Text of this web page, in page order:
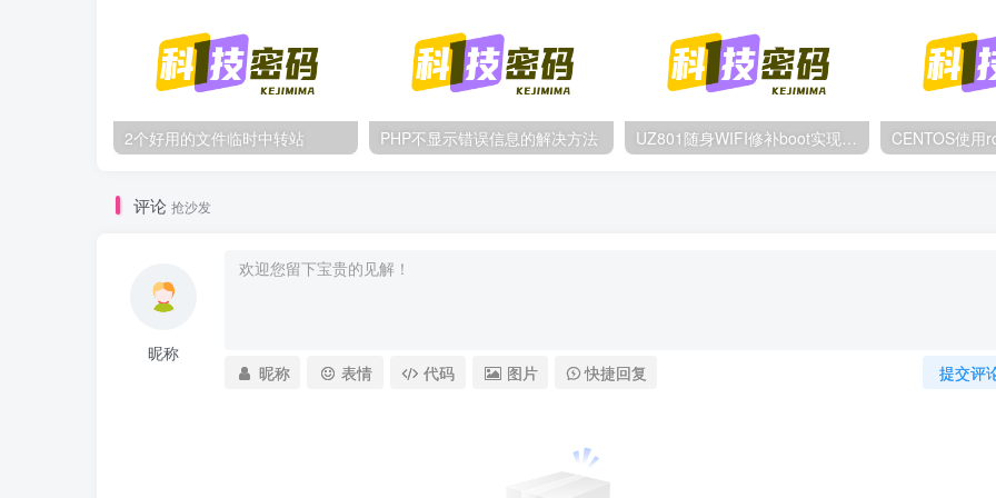
2个好用的文件临时中转站 PHP不显示错误信息的解决方法 UZ801随身WIFI修补boot实现root的方法
评论 抢沙发
昵称
提交评
昵称 表情 代码 图片 快捷回复